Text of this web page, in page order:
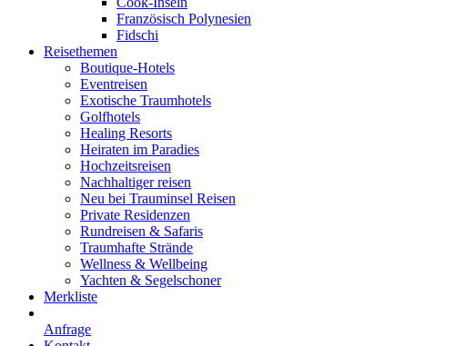
Französisch Polynesien
Fidschi
Reisethemen
Boutique-Hotels
Eventreisen
Exotische Traumhotels
Golfhotels
Healing Resorts
Heiraten im Paradies
Hochzeitsreisen
Nachhaltiger reisen
Neu bei Trauminsel Reisen
Private Residenzen
Rundreisen & Safaris
Traumhafte Strände
Wellness & Wellbeing
Yachten & Segelschoner
Merkliste
Anfrage